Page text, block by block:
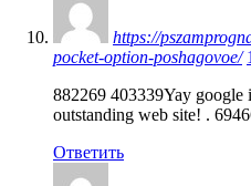
https://
pocket-option-poshagovoe/
882269 403339Yay
outstanding web site! .
Ответить